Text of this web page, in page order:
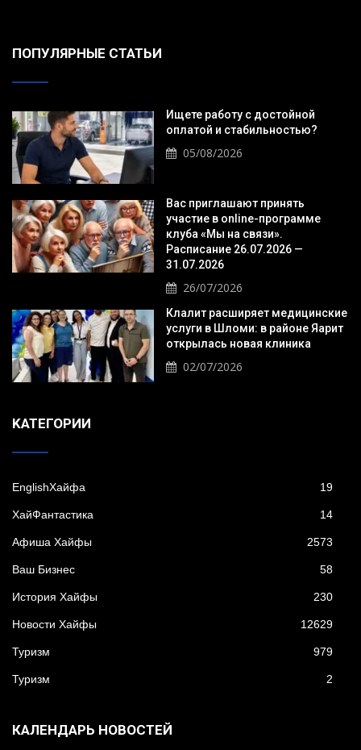
ПОПУЛЯРНЫЕ СТАТЬИ
Ищете работу с достойной
оплатой и стабильностью?
05/08/2026
Вас приглашают принять
участие в online-программе
клуба «Мы на связи».
Расписание 26.07.2026 —
31.07.2026
26/07/2026
Клалит расширяет медицинские
услуги в Шломи: в районе Яарит
открылась новая клиника
02/07/2026
KАТЕГОРИИ
EnglishХайфа 19
XайФантастика 14
Афиша Хайфы 2573
Ваш Бизнес 58
История Хайфы 230
Новости Хайфы 12629
Туризм 979
Туризм 2
КАЛЕНДАРЬ НОВОСТЕЙ